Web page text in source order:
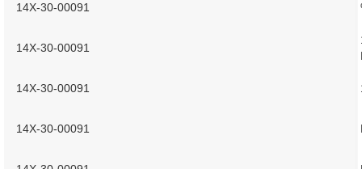
14X-30-00091
14X-30-00091
14X-30-00091
14X-30-00091